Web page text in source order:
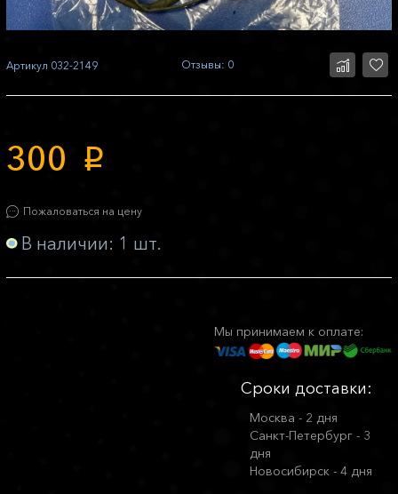
Артикул 032-2149 Отзывы: 0
300 p
Пожаловаться на цену
В наличии: 1 шт.
Мы принимаем к оплате:
Сроки доставки:
Москва - 2 дня
Санкт-Петербург - 3
дня
Новосибирск - 4 дня